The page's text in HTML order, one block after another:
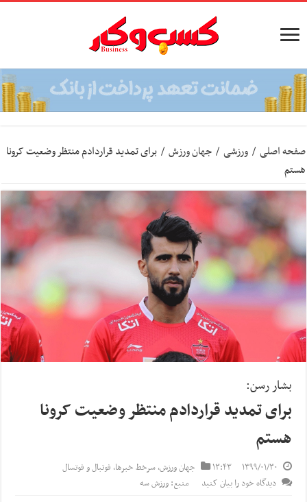
صفحه اصلی / ورزشی / جهان ورزش / برای تمدید قراردادم منتظر وضعیت کرونا
هستم
بشار رسن:
برای تمدید قراردادم منتظر وضعیت کرونا
هستم
۱۳۹۹/۰۱/۳۰ ۱۳:۴۳ جهان ورزش,سرخط خبرها, فوتبال و فوتسال
دیدگاه خود را بیان کنید
منبع: ورزش سه